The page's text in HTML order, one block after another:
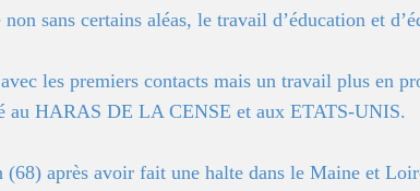
sans certains aléas, le travail d’éducation et
les premiers contacts mais un travail plus en
au HARAS DE LA CENSE et aux ETATS-UNIS.
après avoir fait une halte dans le Maine et